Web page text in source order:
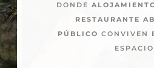
DONDE
RESTAURANTE
PÚBLICO CONVIVEN